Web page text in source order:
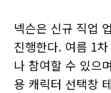
넥슨은 신규 직업
진행한다. 여름 1
나 참여할 수 있으
용 캐릭터 선택창